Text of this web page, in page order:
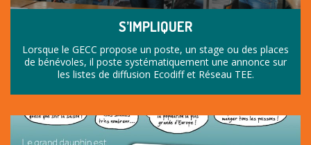
S’IMPLIQUER
Lorsque le GECC propose un poste, un stage ou des places
de bénévoles, il poste systématiquement une annonce sur
les listes de diffusion Ecodiff et Réseau TEE.